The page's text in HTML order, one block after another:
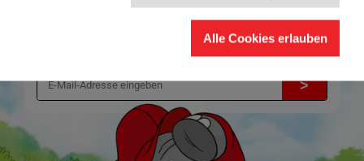
Alle Cookies erlauben
Datenschutzbestimmungen.
>